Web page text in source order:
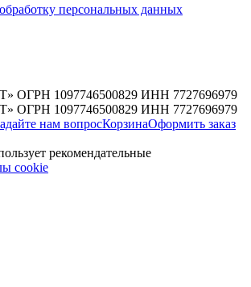
персональных данных
1097746500829 ИНН 7727696979
1097746500829 ИНН 7727696979
нам вопросКорзинаОформить заказ
рекомендательные
cookie